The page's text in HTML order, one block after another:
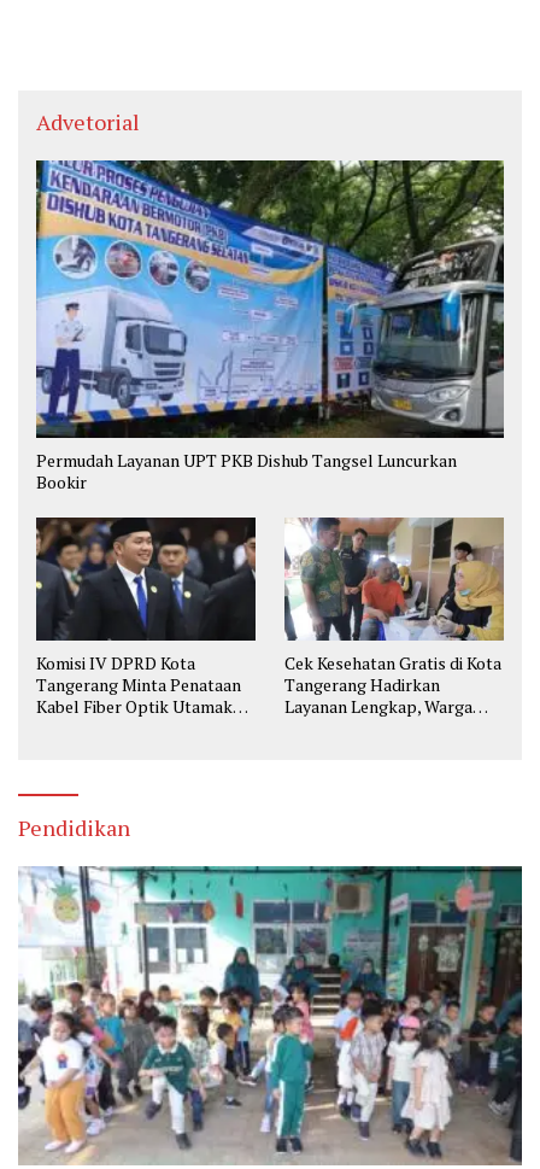
Advetorial
Permudah Layanan UPT PKB Dishub Tangsel Luncurkan
Bookir
Komisi IV DPRD Kota
Tangerang Minta Penataan
Kabel Fiber Optik Utamakan
Cek Kesehatan Gratis di Kota
Tangerang Hadirkan
Layanan Lengkap, Warga
Pendidikan